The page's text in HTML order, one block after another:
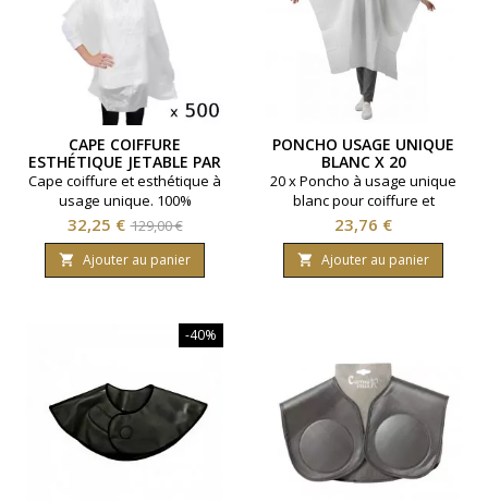
CAPE COIFFURE
ESTHÉTIQUE JETABLE PAR
500
Cape coiffure et esthétique à
usage unique. 100%
Polyéthylène. Taille 105 x 100
cm. Lot de 10 sachets
contenant 50 unités.
Prix
32,25 € Prix
de
base
129,00 €
 Ajouter au panier
PONCHO USAGE UNIQUE
BLANC X 20
20 x Poncho à usage unique
blanc pour coiffure et
esthétique .
Prix
23,76 €
 Ajouter au panier
-40%